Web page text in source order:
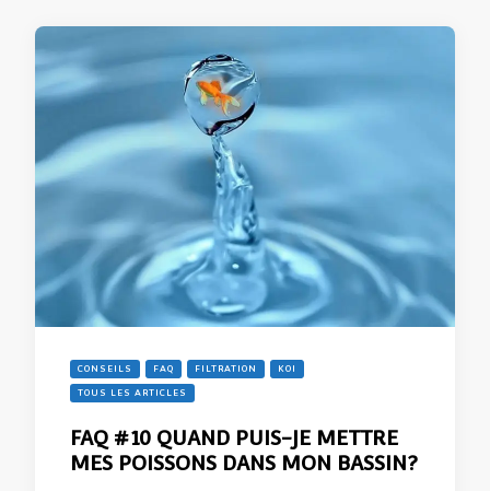
CONSEILS FAQ FILTRATION
KOI
TOUS LES ARTICLES
FAQ #10 QUAND PUIS-JE METTRE
MES POISSONS DANS MON BASSIN?